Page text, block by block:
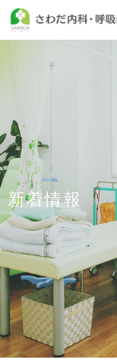
新着情報